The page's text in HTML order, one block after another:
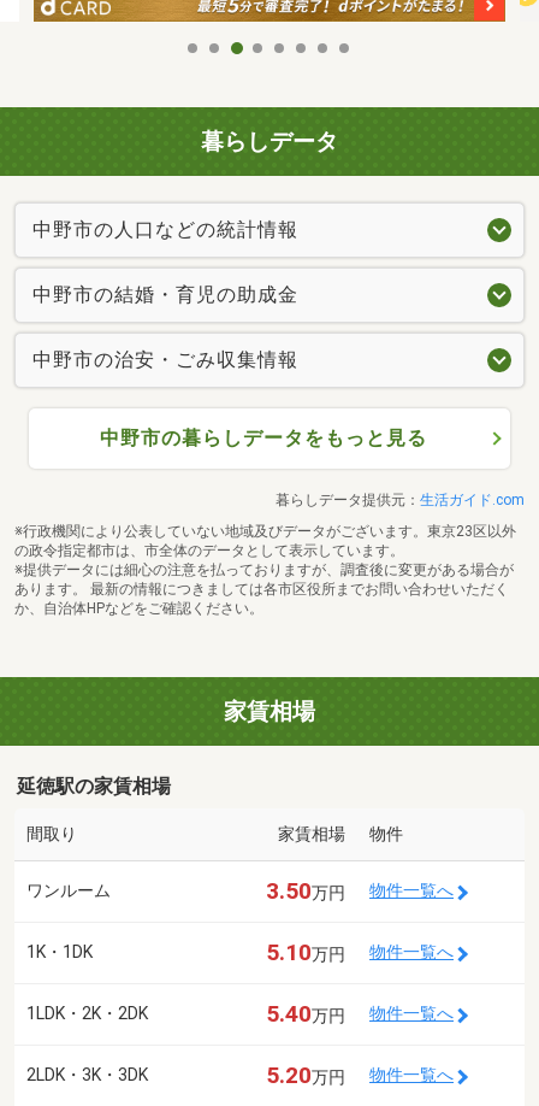
暮らしデータ
中野市の人口などの統計情報
中野市の結婚・育児の助成金
中野市の治安・ごみ収集情報
中野市の暮らしデータをもっと見る
暮らしデータ提供元： 生活ガイド.com
※行政機関により公表していない地域及びデータがございます。東京23区以外
の政令指定都市は、市全体のデータとして表示しています。
※提供データには細心の注意を払っておりますが、調査後に変更がある場合が
あります。 最新の情報につきましては各市区役所までお問い合わせいただく
か、自治体HPなどをご確認ください。
家賃相場
延徳駅の家賃相場
間取り 家賃相場 物件
ワンルーム 3.50万円 物件一覧へ
1K・1DK 5.10万円 物件一覧へ
1LDK・2K・2DK 5.40万円 物件一覧へ
2LDK・3K・3DK 5.20万円 物件一覧へ